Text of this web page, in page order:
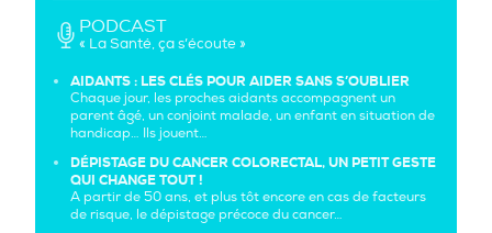
PODCAST
« La Santé, ça s’écoute »
AIDANTS : LES CLÉS POUR AIDER SANS S’OUBLIER
Chaque jour, les proches aidants accompagnent un
parent âgé, un conjoint malade, un enfant en situation de
handicap… Ils jouent…
DÉPISTAGE DU CANCER COLORECTAL, UN PETIT GESTE
QUI CHANGE TOUT !
A partir de 50 ans, et plus tôt encore en cas de facteurs
de risque, le dépistage précoce du cancer…